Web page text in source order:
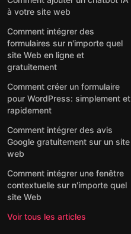
à votre site web
Comment intégrer des
formulaires sur n'importe quel
site Web en ligne et
gratuitement
Comment créer un formulaire
pour WordPress: simplement et
rapidement
Comment intégrer des avis
Google gratuitement sur un site
web
Comment intégrer une fenêtre
contextuelle sur n'importe quel
site Web
Voir tous les articles